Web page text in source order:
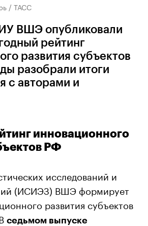
/ ТАСС
ВШЭ опубликовали
рейтинг
развития субъектов
разобрали итоги
с авторами и
инновационного
РФ
исследований и
(ИСИЭЗ) ВШЭ формирует
развития субъектов
седьмом выпуске